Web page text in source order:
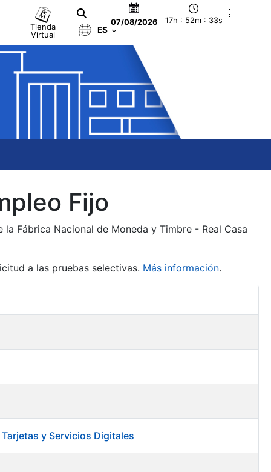
Tienda
Virtual
07/08/2026 17h : 52m : 33s
ES
Fijo
Fábrica Nacional de Moneda y Timbre - Real Casa
a las pruebas selectivas. Más información.
y Servicios Digitales